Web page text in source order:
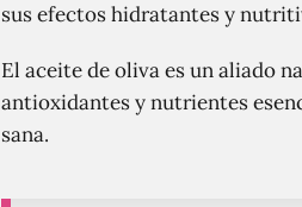
sus efectos hidratantes y
El aceite de oliva es un aliado
antioxidantes y nutrientes
sana.